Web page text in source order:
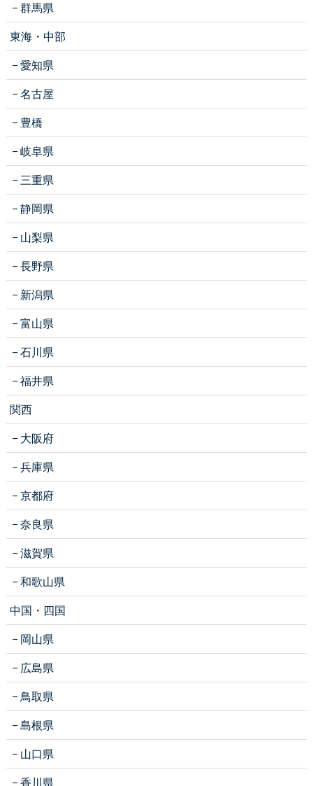
群馬県
東海・中部
愛知県
名古屋
豊橋
岐阜県
三重県
静岡県
山梨県
長野県
新潟県
富山県
石川県
福井県
関西
大阪府
兵庫県
京都府
奈良県
滋賀県
和歌山県
中国・四国
岡山県
広島県
鳥取県
島根県
山口県
香川県